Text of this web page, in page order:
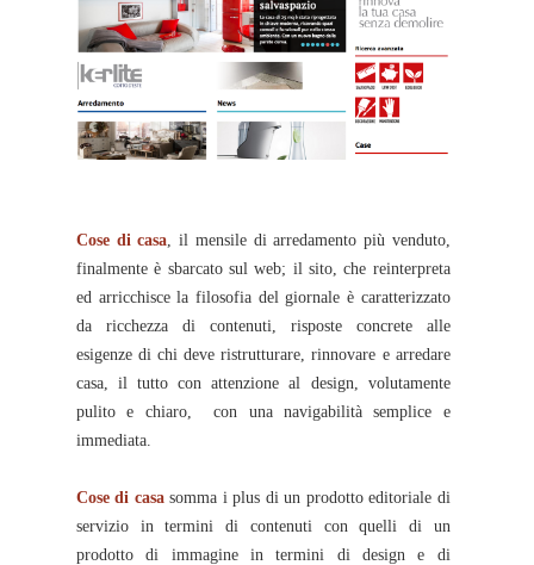
Cose di casa, il mensile di arredamento più venduto,
finalmente è sbarcato sul web; il sito, che reinterpreta
ed arricchisce la filosofia del giornale è caratterizzato
da ricchezza di contenuti, risposte concrete alle
esigenze di chi deve ristrutturare, rinnovare e arredare
casa, il tutto con attenzione al design, volutamente
pulito e chiaro, con una navigabilità semplice e
immediata.
Cose di casasomma i plus di un prodotto editoriale di
servizio in termini di contenuti con quelli di un
prodotto di immagine in termini di design e di